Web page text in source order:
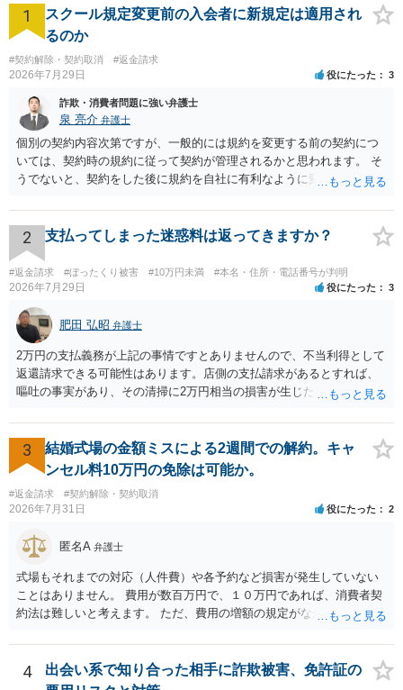
1
スクール規定変更前の入会者に新規定は適用され
るのか
#契約解除・契約取消 #返金請求
2026年7月29日 役にたった 3
詐欺・消費者問題に強い弁護士
泉 亮介 弁護士
個別の契約内容次第ですが、一般的には規約を変更する前の契約につ
いては、契約時の規約に従って契約が管理されるかと思われます。 そ
うでないと、契約をした後に規約を自社に有利なように変更し、それ
る場合があるかと思われます。
2 支払ってしまった迷惑料は返ってきますか？
#返金請求 #ぼったくり被害 #10万円未満 #本名・住所・電話番号が判明
2026年7月29日 役にたった 3
肥田 弘昭 弁護士
2万円の支払義務が上記の事情ですとありませんので、不当利得として
返還請求できる可能性はあります。店側の支払請求があるとすれば、
嘔吐の事実があり、その清掃に2万円相当の損害が生じた場合です。ご
3
結婚式場の金額ミスによる2週間での解約。キャ
ンセル料10万円の免除は可能か。
#返金請求 #契約解除・契約取消
2026年7月31日 役にたった 2
匿名A 弁護士
式場もそれまでの対応（人件費）や各予約など損害が発生していない
ことはありません。 費用が数百万円で、１０万円であれば、消費者契
約法は難しいと考えます。 ただ、費用の増額の規定がなかったのに増
ということになり、解約するのは理由がないことになります。
4
出会い系で知り合った相手に詐欺被害、免許証の